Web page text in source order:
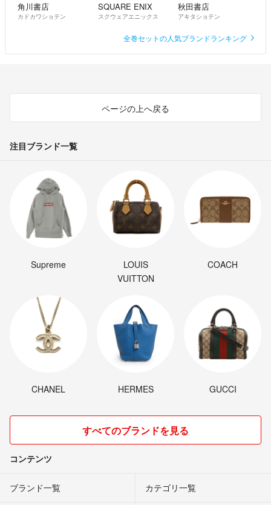
角川書店
カドカワショテン
SQUARE ENIX
スクウェアエニックス
秋田書店
アキタショテン
全巻セットの人気ブランドランキング
ページの上へ戻る
注目ブランド一覧
Supreme
LOUIS
VUITTON
COACH
CHANEL HERMES GUCCI
すべてのブランドを見る
コンテンツ
ブランド一覧 カテゴリ一覧